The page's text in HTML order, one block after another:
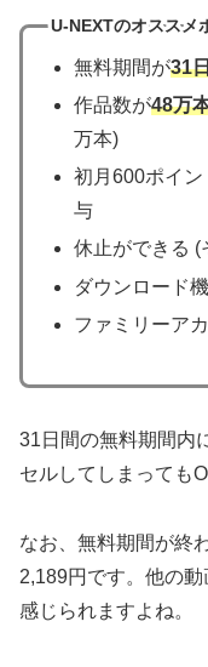
U-NEXTのオススメ
無料期間が31
作品数が48万
万本)
初月600ポイ
与
休止ができる (
ダウンロード
ファミリーア
31日間の無料期間内
セルしてしまっても
なお、無料期間が終
2,189円です。他の
感じられますよね。